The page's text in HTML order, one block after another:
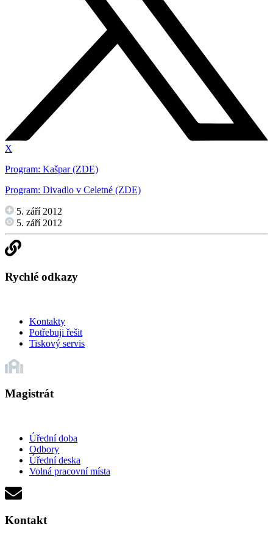
X
Program: Kašpar (ZDE)
Program: Divadlo v Celetné (ZDE)
5. září 2012
5. září 2012
Rychlé odkazy
Kontakty
Potřebuji řešit
Tiskový servis
Magistrát
Úřední doba
Odbory
Úřední deska
Volná pracovní místa
Kontakt